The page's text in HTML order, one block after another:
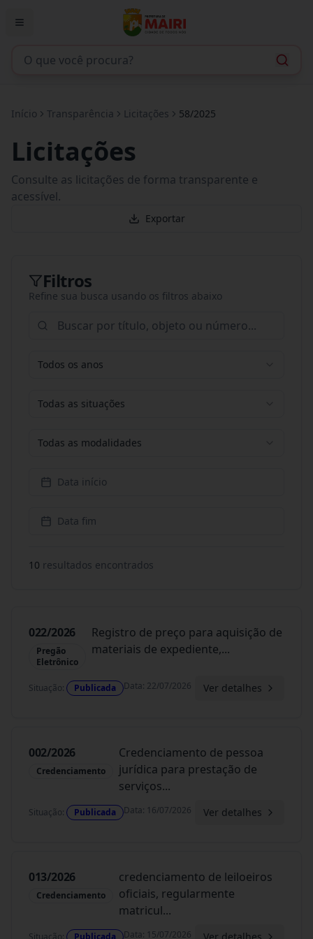
Início Transparência Licitações 58/2025
Licitações
Consulte as licitações de forma transparente e
acessível.
Exportar
Filtros
Refine sua busca usando os filtros abaixo
Todos os anos
Todas as situações
Todas as modalidades
Data início
Data fim
10 resultados encontrados
022/2026
Pregão
Eletrônico
Registro de preço para aquisição de
materiais de expediente,...
Situação: Publicada Data: 22/07/2026 Ver detalhes
002/2026
Credenciamento
Credenciamento de pessoa
jurídica para prestação de
serviços...
Situação: Publicada Data: 16/07/2026 Ver detalhes
013/2026
Credenciamento
credenciamento de leiloeiros
oficiais, regularmente
matricul...
Situação: Publicada Data: 15/07/2026